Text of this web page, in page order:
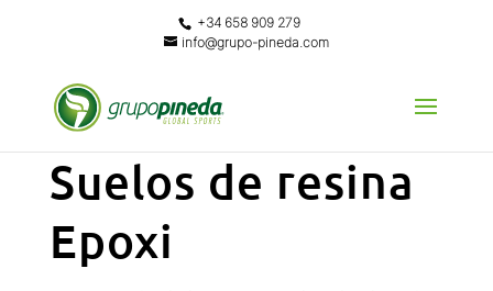
+34 658 909 279
info@grupo-pineda.com
Suelos de resina
Epoxi